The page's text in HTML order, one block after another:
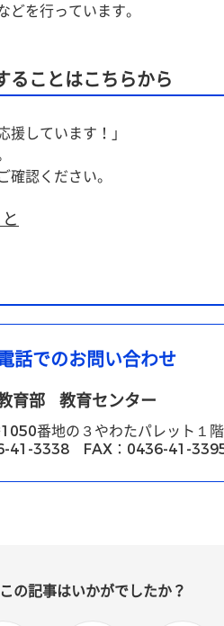
どを行っています。
ることはこちらから
援しています！」
確認ください。
話でのお問い合わせ
育部 教育センター
番地の３やわたパレット１階
41-3338 FAX：0436-41-
この記事はいかがでしたか？